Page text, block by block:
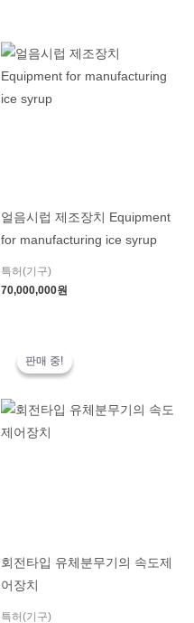
얼음시럽 제조장치 Equipment
for manufacturing ice syrup
특허(기구)
70,000,000원
판매 중!
판매 중!
회전타입 유체분무기의 속도제
어장치
특허(기구)
원.
원.